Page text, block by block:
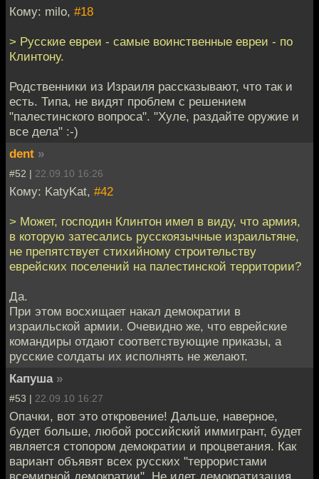
Кому: milo, #18
> Русские евреи - самые воинственные евреи - по
Клинтону.
Родственники из Израиля рассказывают, что так и
есть. Типа, не видят проблем с решением
"палестинского вопроса". "Хуле, раздайте оружие и
все дела" :-)
dent »
#52 | 22.09.10 16:26
Кому: KatyKat, #42
> Может, господин Клинтон имел в виду, что армия,
в которую затесались русскоязычные израильтяне,
не препятствует стихийному строительству
еврейских поселений на палестинской территории?
Да.
При этом восхищает накал демократии в
израильской армии. Очевидно же, что еврейские
командиры отдают соответствующие приказы, а
русские солдаты их исполнять не желают.
Капуша »
#53 | 22.09.10 16:27
Опачки, вот это откровение! Дальше, наверное,
будет больше, любой российский иммигрант, будет
является стопором демократии и процветания. Как
вариант объявят всех русских "террористами
всемирной демократии". Не идет демократизация